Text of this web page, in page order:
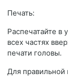
Печать:
Распечатайте в
всех частях
печати головы.
Для правильной